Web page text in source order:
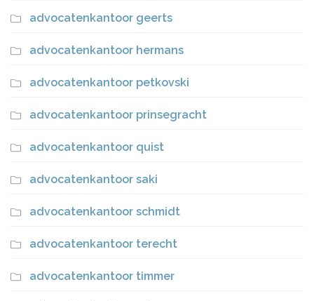
advocatenkantoor geerts
advocatenkantoor hermans
advocatenkantoor petkovski
advocatenkantoor prinsegracht
advocatenkantoor quist
advocatenkantoor saki
advocatenkantoor schmidt
advocatenkantoor terecht
advocatenkantoor timmer